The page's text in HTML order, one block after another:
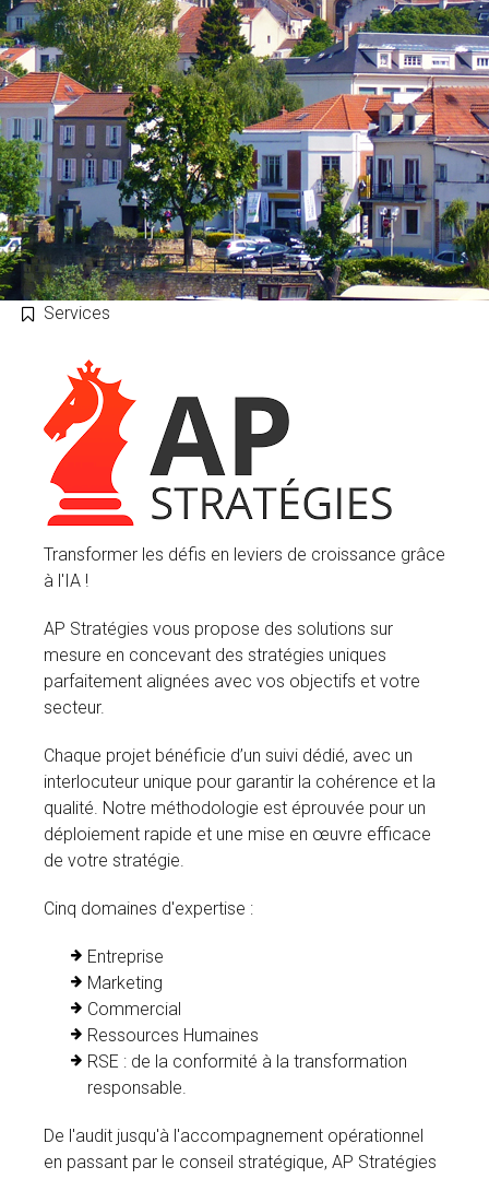
Services
Transformer les défis en leviers de croissance grâce
à l'IA !
AP Stratégies vous propose des solutions sur
mesure en concevant des stratégies uniques
parfaitement alignées avec vos objectifs et votre
secteur.
Chaque projet bénéficie d’un suivi dédié, avec un
interlocuteur unique pour garantir la cohérence et la
qualité. Notre méthodologie est éprouvée pour un
déploiement rapide et une mise en œuvre efficace
de votre stratégie.
Cinq domaines d'expertise :
Entreprise
Marketing
Commercial
Ressources Humaines
RSE : de la conformité à la transformation
responsable.
De l'audit jusqu'à l'accompagnement opérationnel
en passant par le conseil stratégique, AP Stratégies